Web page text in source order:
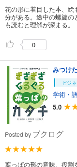
花の形に着目した本、
分がある。途中の螺旋
も読むと理解が深まる。
0
ビジ
学術・
5.0
Posted by ブクログ
葉っぱの形の意味、役割